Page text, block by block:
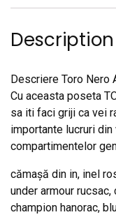
Description
Descriere Toro Nero
Cu aceasta poseta
sa iti faci griji ca vei
importante lucruri
compartimentelor
cămașă din in, inel
under armour
champion hanorac,